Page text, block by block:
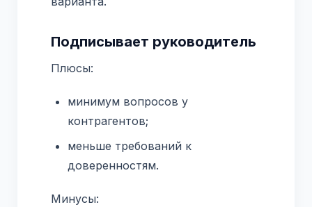
Подписывает руководитель
Плюсы:
минимум вопросов у
контрагентов;
меньше требований к
доверенностям.
Минусы: